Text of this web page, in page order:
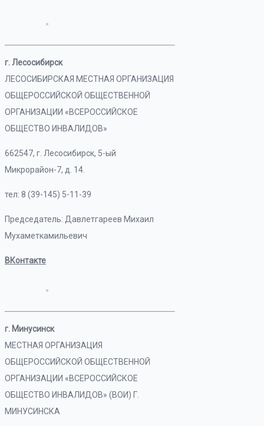
г. Лесосибирск
ЛЕСОСИБИРСКАЯ МЕСТНАЯ ОРГАНИЗАЦИЯ
ОБЩЕРОССИЙСКОЙ ОБЩЕСТВЕННОЙ
ОРГАНИЗАЦИИ «ВСЕРОССИЙСКОЕ
ОБЩЕСТВО ИНВАЛИДОВ»
662547, г. Лесосибирск, 5-ый
Микрорайон-7, д. 14.
тел: 8 (39-145) 5-11-39
Председатель: Давлетгареев Михаил
Мухаметкамильевич
ВКонтакте
г. Минусинск
МЕСТНАЯ ОРГАНИЗАЦИЯ
ОБЩЕРОССИЙСКОЙ ОБЩЕСТВЕННОЙ
ОРГАНИЗАЦИИ «ВСЕРОССИЙСКОЕ
ОБЩЕСТВО ИНВАЛИДОВ» (ВОИ) Г.
МИНУСИНСКА